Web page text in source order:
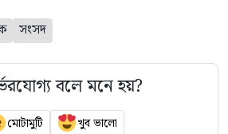
সংসদ
বলে মনে হয়?
মোটামুটি খুব ভালো